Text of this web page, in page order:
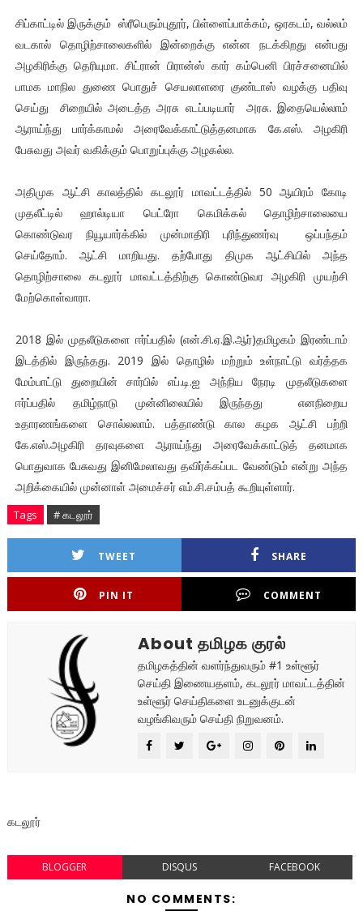
சிப்காட்டில் இருக்கும் ஸ்ரீபெரும்புதூர், பிள்ளைப்பாக்கம், ஒரகடம், வல்லம்
வடகால் தொழிற்சாலைகளில் இன்றைக்கு என்ன நடக்கிறது என்பது
அழகிரிக்கு தெரியுமா. சிட்ரான் பிரான்ஸ் கார் கம்பெனி பிரச்சனையில்
பாமக மாநில துணை பொதுச் செயலாளரை குண்டாஸ் வழக்கு பதிவு
செய்து சிறையில் அடைத்த அரசு எடப்படியார் அரசு. இதையெல்லாம்
ஆராய்ந்து பார்க்காமல் அரைவேக்காட்டுத்தனமாக கே.எஸ். அழகிரி
பேசுவது அவர் வகிக்கும் பொறுப்புக்கு அழகல்ல.
அதிமுக ஆட்சி காலத்தில் கடலூர் மாவட்டத்தில் 50 ஆயிரம் கோடி
முதலீட்டில் ஹால்டியா பெட்ரோ கெமிக்கல் தொழிற்சாலையை
கொண்டுவர நியூயார்க்கில் முன்மாதிரி புரிந்துணர்வு ஒப்பந்தம்
செய்தோம். ஆட்சி மாறியது. தற்போது திமுக ஆட்சியில் அந்த
தொழிற்சாலை கடலூர் மாவட்டத்திற்கு கொண்டுவர அழகிரி முயற்சி
மேற்கொள்வாரா.
2018 இல் முதலீடுகளை ஈர்ப்பதில் (என்.சி.ஏ.இ.ஆர்)தமிழகம் இரண்டாம்
இடத்தில் இருந்தது. 2019 இல் தொழில் மற்றும் உள்நாட்டு வர்த்தக
மேம்பாட்டு துறையின் சார்பில் எப்.டி.ஐ அந்நிய நேரடி முதலீடுகளை
ஈர்ப்பதில் தமிழ்நாடு முன்னிலையில் இருந்தது எனநிறைய
உதாரணங்களை சொல்லலாம். பத்தாண்டு கால கழக ஆட்சி பற்றி
கே.எஸ்.அழகிரி தரவுகளை ஆராய்ந்து அரைவேக்காட்டுத் தனமாக
பொதுவாக பேசுவது இனிமேலாவது தவிர்க்கப்பட வேண்டும் என்று அந்த
அறிக்கையில் முன்னாள் அமைச்சர் எம்.சி.சம்பத் கூறியுள்ளார்.
Tags # கடலூர்
TWEET SHARE
PIN IT COMMENT
About தமிழக குரல்
தமிழகத்தின் வளர்ந்துவரும் #1 உள்ளூர்
செய்தி இணையதளம், கடலூர் மாவட்டத்தின்
உள்ளூர் செய்திகளை உடனுக்குடன்
வழங்கிவரும் செய்தி நிறுவனம்.
கடலூர்
BLOGGER DISQUS FACEBOOK
NO COMMENTS: